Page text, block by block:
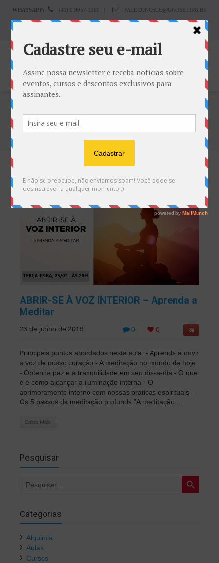
WHATSAPP: (41) 9 9957-1169 FALECONOSCO@GNOSE.ORG.BR
Home Paz
ABRIR-SE À VOZ INTERIOR – Aprenda a
Meditar
0 0
23 de junho de 2019
Principais pontos abordados nesta aula: - Aprenda a ouvir
a voz de nosso coração - A meditação no mundo de hoje
- Obtenha paz e a tranquilidade em seu dia-a-dia - O que
é e como alcançar a iluminação interna - O
aprimoramento interno com nossas praticas espirituais -
Os 5 passos da meditação profunda "A meditação ...
Saiba Mais
Pesquisar
for:
Search Button
Categorias
Alquimia
Aulas
Cursos